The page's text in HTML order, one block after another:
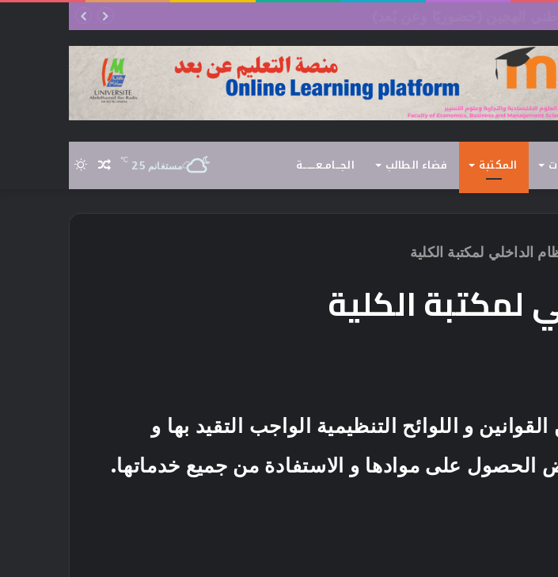
المكتبة فضاء الطالب الجـــامــعـــــــة الوضعمقال مستغانم 25
℃
الداخلي لمكتبة الكلية
لمكتبة الكلية
و اللوائح التنظيمية الواجب التقيد بها و
الحصول على موادها و الاستفادة من جميع خدماتها.